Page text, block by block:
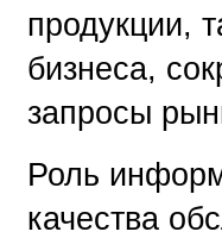
продукции,
бизнеса,
запросы
Роль
качества